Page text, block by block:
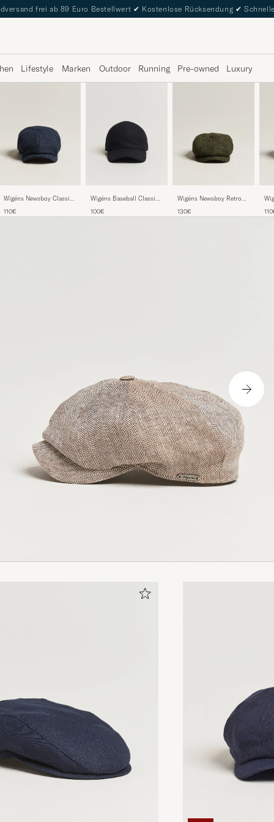
frei ab 89 Euro Bestellwert ✔ Kostenlose Rücksendung ✔
Lifestyle Marken Outdoor Running Pre-owned Luxury
Wigéns Newsboy Classic
110€
Wigéns Baseball Classic
100€
Wigéns Newsboy Retro
130€